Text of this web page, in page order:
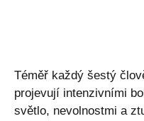
Téměř každý šestý
projevují intenzivními
světlo, nevolnostmi a